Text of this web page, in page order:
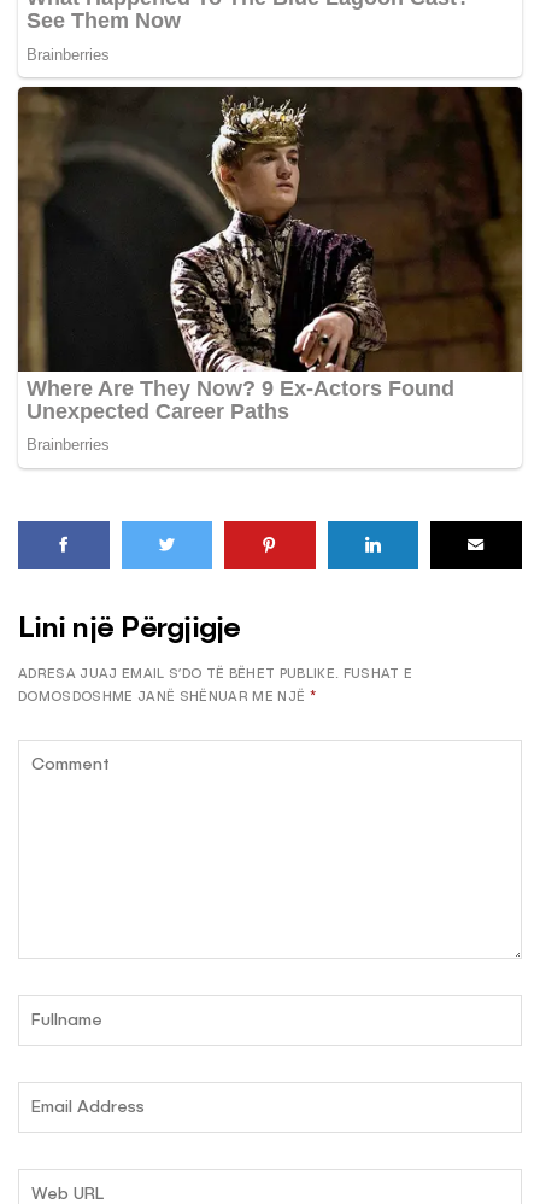
Lini një Përgjigje
ADRESA JUAJ EMAIL S’DO TË BËHET PUBLIKE. FUSHAT E
DOMOSDOSHME JANË SHËNUAR ME NJË *